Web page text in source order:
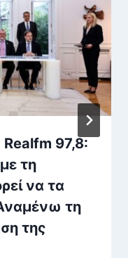
97,8:
τη
να τα
τη
της